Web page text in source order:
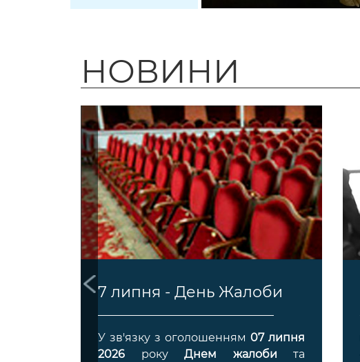
НОВИНИ
7 липня - День Жалоби
У зв'язку з оголошенням 07 липня
2026 року Днем жалоби та